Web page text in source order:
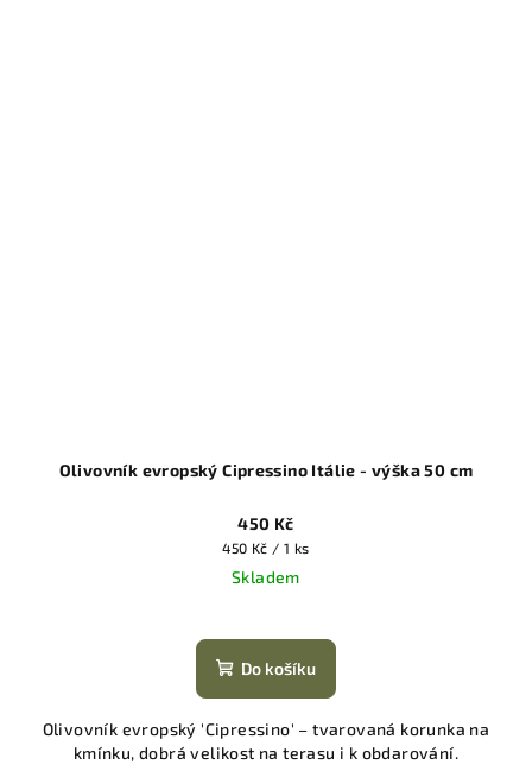
Olivovník evropský Cipressino Itálie - výška 50 cm
450 Kč
Měrná
cena:
450 Kč / 1 ks
Skladem
Do košíku
Olivovník evropský 'Cipressino' – tvarovaná korunka na
kmínku, dobrá velikost na terasu i k obdarování.